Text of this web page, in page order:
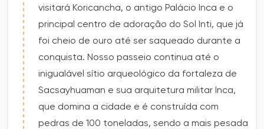
visitará Koricancha, o antigo Palácio Inca e o
principal centro de adoração do Sol Inti, que já
foi cheio de ouro até ser saqueado durante a
conquista. Nosso passeio continua até o
inigualável sítio arqueológico da fortaleza de
Sacsayhuaman e sua arquitetura militar Inca,
que domina a cidade e é construída com
pedras de 100 toneladas, sendo a mais pesada